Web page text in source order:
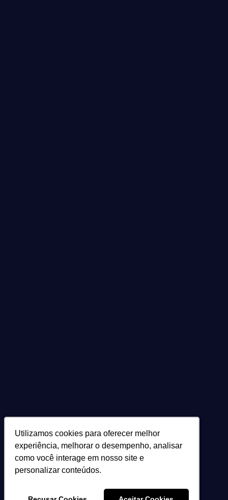
Utilizamos cookies para oferecer melhor
experiência, melhorar o desempenho, analisar
como você interage em nosso site e
personalizar conteúdos.
Utilizamos cookies para oferecer melhor
experiência, melhorar o desempenho, analisar
como você interage em nosso site e
personalizar conteúdos.